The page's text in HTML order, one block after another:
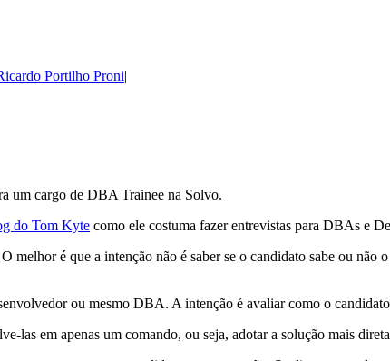
Portilho Proni
um cargo de DBA Trainee na Solvo.
do Tom Kyte como ele costuma fazer entrevistas para DBAs e
melhor é que a intenção não é saber se o candidato sabe ou
ou mesmo DBA. A intenção é avaliar como o
las em apenas um comando, ou seja, adotar a solução mais